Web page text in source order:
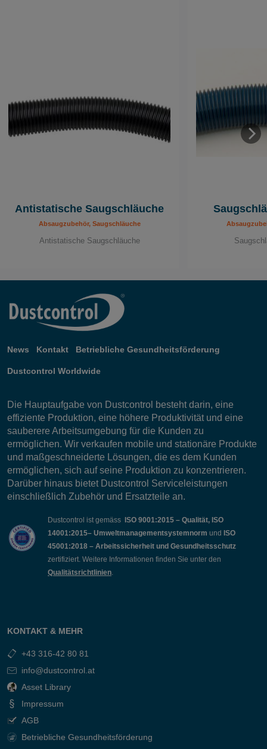
Antistatische Saugschläuche
Absaugzubehör, Saugschläuche
Antistatische Saugschläuche
News Kontakt Betriebliche Gesundheitsförderung
Dustcontrol Worldwide
Die Hauptaufgabe von Dustcontrol besteht darin, eine
effiziente Produktion, eine höhere Produktivität und eine
sauberere Arbeitsumgebung für die Kunden zu
ermöglichen. Wir verkaufen mobile und stationäre Produkte
und maßgeschneiderte Lösungen, die es dem Kunden
ermöglichen, sich auf seine Produktion zu konzentrieren.
Darüber hinaus bietet Dustcontrol Serviceleistungen
einschließlich Zubehör und Ersatzteile an.
Dustcontrol ist gemäss
ISO 9001:2015 – Qualität, ISO
14001:2015– Umweltmanagementsystemnorm und ISO
45001:2018 – Arbeitssicherheit und Gesundheitsschutz
zertifiziert. Weitere Informationen finden Sie unter den
Qualitätsrichtlinien.
KONTAKT & MEHR
+43 316-42 80 81
info@dustcontrol.at
Asset Library
Impressum
AGB
Betriebliche Gesundheitsförderung